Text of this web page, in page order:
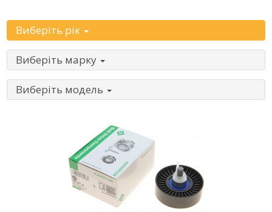
Виберіть рік
Виберіть марку
Виберіть модель